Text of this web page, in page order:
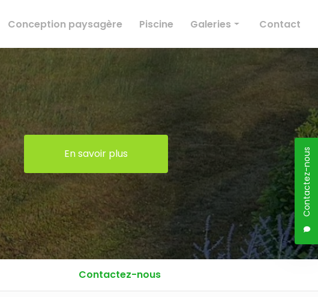
Contactez-nous
Conception paysagère Piscine Galeries
Élagage
Entretien des espaces verts
Conception paysagère
Piscine
Contact
En savoir plus
Contactez-nous